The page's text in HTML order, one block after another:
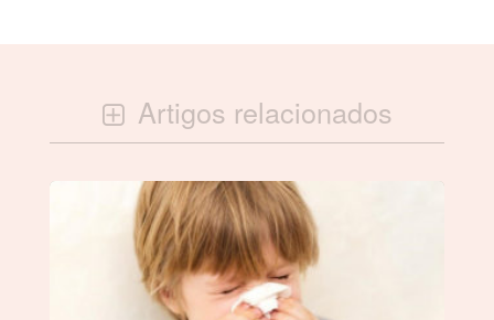
Artigos relacionados